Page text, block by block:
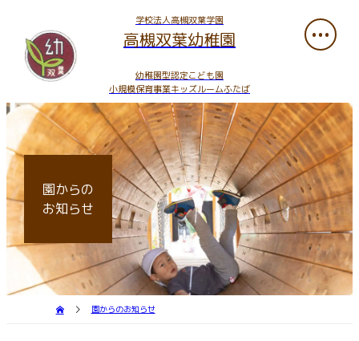
学校法人高槻双葉学園
高槻双葉幼稚園
幼稚園型認定こども園
小規模保育事業キッズルームふたば
園からの
お知らせ
園からのお知らせ